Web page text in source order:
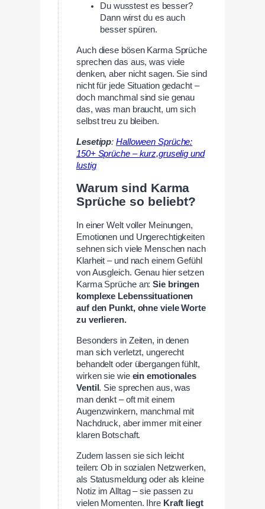
Du wusstest es besser?
Dann wirst du es auch
besser spüren.
Auch diese bösen Karma Sprüche
sprechen das aus, was viele
denken, aber nicht sagen. Sie sind
nicht für jede Situation gedacht –
doch manchmal sind sie genau
das, was man braucht, um sich
selbst treu zu bleiben.
Lesetipp:Halloween Sprüche:
150+ Sprüche – kurz,gruselig und
lustig
Warum sind Karma
Sprüche so beliebt?
In einer Welt voller Meinungen,
Emotionen und Ungerechtigkeiten
sehnen sich viele Menschen nach
Klarheit – und nach einem Gefühl
von Ausgleich. Genau hier setzen
Karma Sprüche an:Sie bringen
komplexe Lebenssituationen
auf den Punkt, ohne viele Worte
zu verlieren.
Besonders in Zeiten, in denen
man sich verletzt, ungerecht
behandelt oder übergangen fühlt,
wirken sie wie ein emotionales
Ventil . Sie sprechen aus, was
man denkt – oft mit einem
Augenzwinkern, manchmal mit
Nachdruck, aber immer mit einer
klaren Botschaft.
Zudem lassen sie sich leicht
teilen: Ob in sozialen Netzwerken,
als Statusmeldung oder als kleine
Notiz im Alltag – sie passen zu
vielen Momenten. Ihre Kraft liegt